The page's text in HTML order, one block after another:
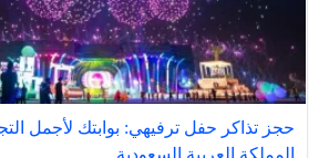
حجز تذاكر حفل ترفيهي: بوابتك لأجمل